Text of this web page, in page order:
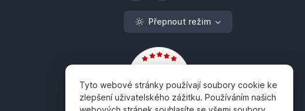
Přepnout režim
Tyto webové stránky používají soubory cookie ke
zlepšení uživatelského zážitku. Používáním našich